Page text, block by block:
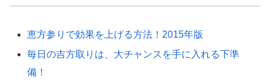
恵方参りで効果を上げる方法！2015年版
毎日の吉方取りは、大チャンスを手に入れる下準
備！